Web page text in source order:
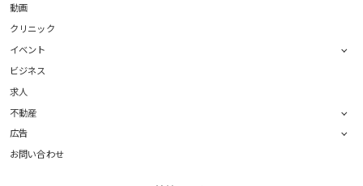
動画
クリニック
イベント
ビジネス
求人
不動産
広告
お問い合わせ